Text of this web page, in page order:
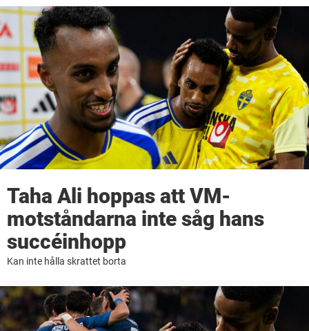
Taha Ali hoppas att VM-
motståndarna inte såg hans
succéinhopp
Kan inte hålla skrattet borta